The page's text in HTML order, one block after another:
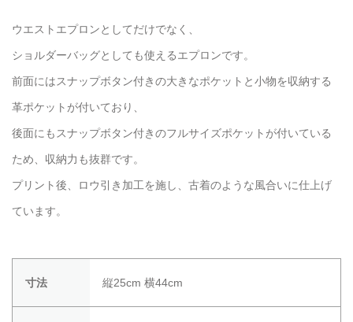
ウエストエプロンとしてだけでなく、
ショルダーバッグとしても使えるエプロンです。
前面にはスナップボタン付きの大きなポケットと小物を収納する
革ポケットが付いており、
後面にもスナップボタン付きのフルサイズポケットが付いている
ため、収納力も抜群です。
プリント後、ロウ引き加工を施し、古着のような風合いに仕上げ
ています。
寸法 縦25cm 横44cm